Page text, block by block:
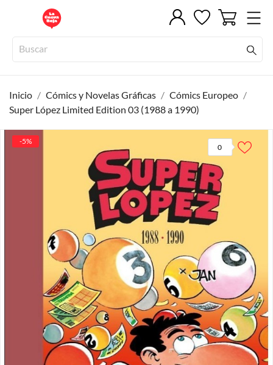
Inicio Cómics y Novelas Gráficas
Cómics Europeo
Super López Limited Edition 03 (1988 a 1990)
0
-5%